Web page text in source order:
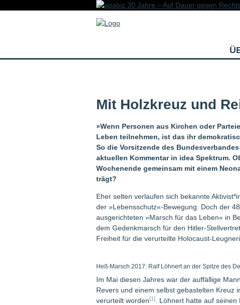
Mit Holzkreuz und
»Wenn Personen aus Kirchen oder
Leben teilnehmen, ist das ihr
So die Vorsitzende des
aktuellen Kommentar in idea Spektrum.
Wochenende gemeinsam mit einem
trägt?
Eher selten verlaufen sich bekannte
der »Lebensschutz«-Bewegung. Doch der
ausgerichteten »Marsch für das Leben« in
dem Gedenkmarsch für den Hitler-
Freiheit für die verurteilte Holocaust-
Heß-Marsch 2017: Ralf Löhnert an der Spitze des
Im Mai diesen Jahres war der auffällige
Revers und einem selbst gebastelten Kreuz
verurteilt worden[1]
. Löhnert hatte auf